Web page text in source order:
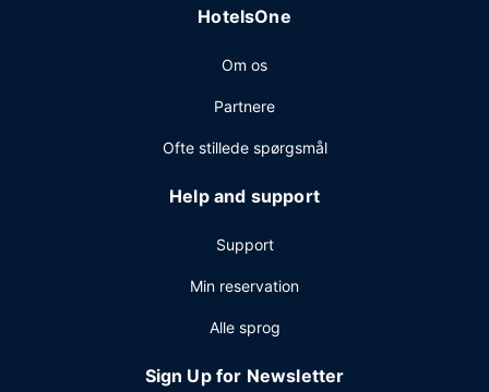
HotelsOne
Om os
Partnere
Ofte stillede spørgsmål
Help and support
Support
Min reservation
Alle sprog
Sign Up for Newsletter